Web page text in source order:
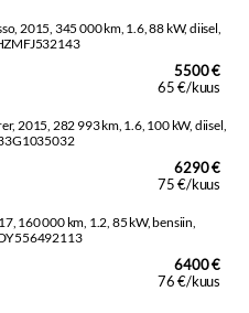
5500 €
65 €/kuus
6290 €
75 €/kuus
6400 €
76 €/kuus